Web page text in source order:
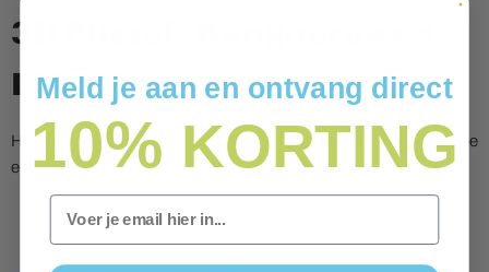
3D Puzzel - Kangoeroe en
Leeuw.
Houten bouwpakket met 2 3D puzzels erin, namelijk een kangoeroe
en een leeuw.
Meld je aan en ontvang direct
10% KORTING
Email